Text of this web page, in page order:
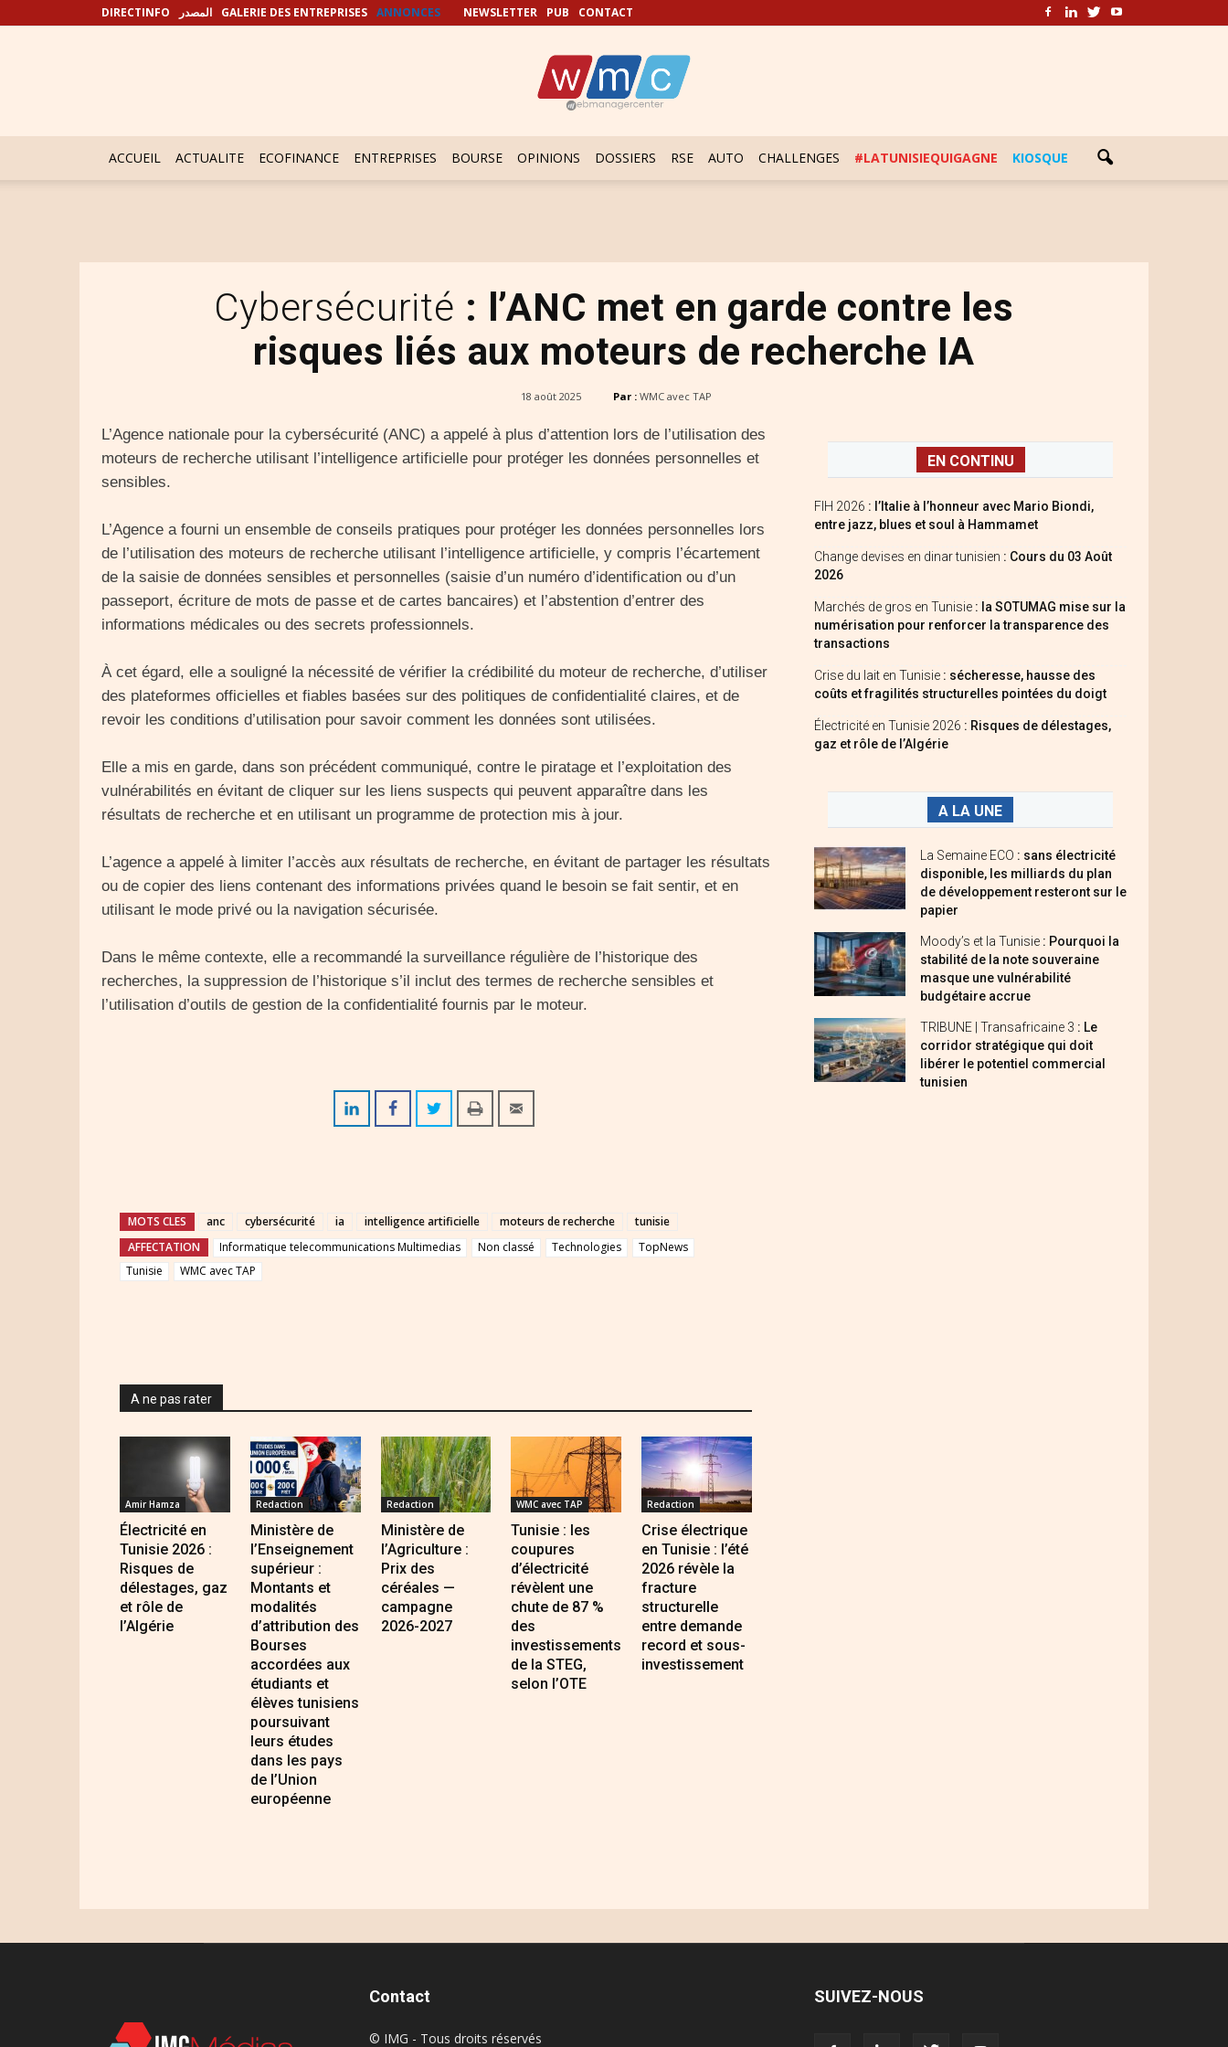
DIRECTINFO المصدر GALERIE DES ENTREPRISES ANNONCES NEWSLETTER PUB CONTACT
ACCUEIL ACTUALITE ECOFINANCE ENTREPRISES BOURSE OPINIONS DOSSIERS RSE AUTO CHALLENGES #LATUNISIEQUIGAGNE KIOSQUE
Cybersécurité : l’ANC met en garde contre les
risques liés aux moteurs de recherche IA
18 août 2025 Par : WMC avec TAP
L’Agence nationale pour la cybersécurité (ANC) a appelé à plus d’attention lors de l’utilisation des
moteurs de recherche utilisant l’intelligence artificielle pour protéger les données personnelles et
sensibles.
L’Agence a fourni un ensemble de conseils pratiques pour protéger les données personnelles lors
de l’utilisation des moteurs de recherche utilisant l’intelligence artificielle, y compris l’écartement
de la saisie de données sensibles et personnelles (saisie d’un numéro d’identification ou d’un
passeport, écriture de mots de passe et de cartes bancaires) et l’abstention d’entrer des
informations médicales ou des secrets professionnels.
À cet égard, elle a souligné la nécessité de vérifier la crédibilité du moteur de recherche, d’utiliser
des plateformes officielles et fiables basées sur des politiques de confidentialité claires, et de
revoir les conditions d’utilisation pour savoir comment les données sont utilisées.
Elle a mis en garde, dans son précédent communiqué, contre le piratage et l’exploitation des
vulnérabilités en évitant de cliquer sur les liens suspects qui peuvent apparaître dans les
résultats de recherche et en utilisant un programme de protection mis à jour.
L’agence a appelé à limiter l’accès aux résultats de recherche, en évitant de partager les résultats
ou de copier des liens contenant des informations privées quand le besoin se fait sentir, et en
utilisant le mode privé ou la navigation sécurisée.
Dans le même contexte, elle a recommandé la surveillance régulière de l’historique des
recherches, la suppression de l’historique s’il inclut des termes de recherche sensibles et
l’utilisation d’outils de gestion de la confidentialité fournis par le moteur.
MOTS CLES anc cybersécurité ia intelligence artificielle moteurs de recherche
tunisie
AFFECTATION
Informatique telecommunications Multimedias Non classé Technologies
TopNews
Tunisie
WMC avec TAP
A ne pas rater
Amir Hamza
Électricité en
Tunisie 2026 :
Risques de
délestages, gaz
et rôle de
l’Algérie
Redaction
Ministère de
l’Enseignement
supérieur :
Montants et
modalités
d’attribution des
Bourses
accordées aux
étudiants et
élèves tunisiens
poursuivant
leurs études
dans les pays
de l’Union
européenne
Redaction
Ministère de
l’Agriculture :
Prix des
céréales —
campagne
2026-2027
WMC avec TAP
Tunisie : les
coupures
d’électricité
révèlent une
chute de 87 %
des
investissements
de la STEG,
selon l’OTE
Redaction
Crise électrique
en Tunisie : l’été
2026 révèle la
fracture
structurelle
entre demande
record et sous-
investissement
EN CONTINU
FIH 2026 : l’Italie à l’honneur avec Mario Biondi,
entre jazz, blues et soul à Hammamet
Change devises en dinar tunisien : Cours du 03 Août
2026
Marchés de gros en Tunisie : la SOTUMAG mise sur la
numérisation pour renforcer la transparence des
transactions
Crise du lait en Tunisie : sécheresse, hausse des
coûts et fragilités structurelles pointées du doigt
Électricité en Tunisie 2026 : Risques de délestages,
gaz et rôle de l’Algérie
A LA UNE
La Semaine ECO : sans électricité
disponible, les milliards du plan
de développement resteront sur le
papier
Moody’s et la Tunisie : Pourquoi la
stabilité de la note souveraine
masque une vulnérabilité
budgétaire accrue
TRIBUNE | Transafricaine 3 : Le
corridor stratégique qui doit
libérer le potentiel commercial
tunisien
Contact
© IMG - Tous droits réservés
SUIVEZ-NOUS